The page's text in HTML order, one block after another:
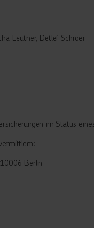
Leutner, Detlef Schroer
im Status
Berlin